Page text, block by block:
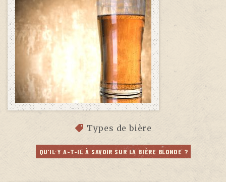
Types de bière
QU’IL Y A-T-IL À SAVOIR SUR LA BIÈRE BLONDE ?